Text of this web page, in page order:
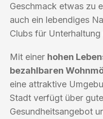
Geschmack etwas zu
auch ein lebendiges
Clubs für Unterhaltung
Mit einer hohen
bezahlbaren
eine attraktive
Stadt verfügt über
Gesundheitsangebot